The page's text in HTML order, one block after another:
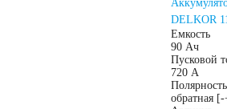
DELKOR
Емкость
90 Ач
Пусковой
720 А
Полярность
обратная [-